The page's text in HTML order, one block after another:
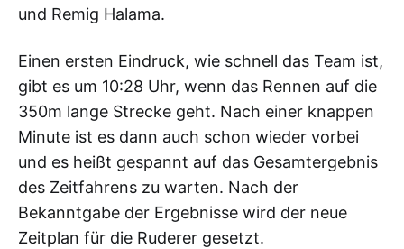
und Remig Halama.
Einen ersten Eindruck, wie schnell das Team ist,
gibt es um 10:28 Uhr, wenn das Rennen auf die
350m lange Strecke geht. Nach einer knappen
Minute ist es dann auch schon wieder vorbei
und es heißt gespannt auf das Gesamtergebnis
des Zeitfahrens zu warten. Nach der
Bekanntgabe der Ergebnisse wird der neue
Zeitplan für die Ruderer gesetzt.